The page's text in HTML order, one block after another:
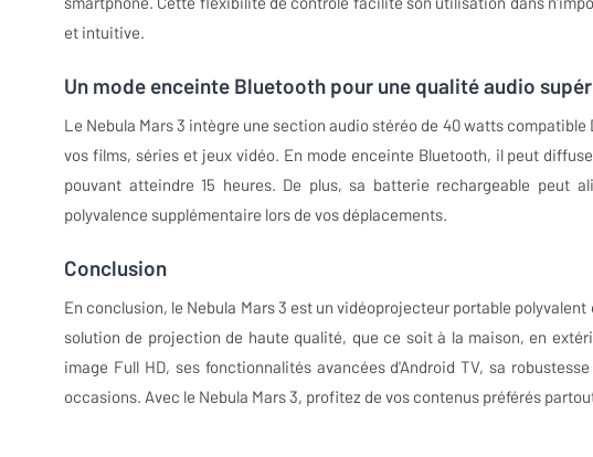
et intuitive.
Un mode enceinte Bluetooth pour une qualité audio
Le Nebula Mars 3 intègre une section audio stéréo de 40 watts
vos films, séries et jeux vidéo. En mode enceinte Bluetooth, il peut
pouvant atteindre 15 heures. De plus, sa batterie rechargeable peut
polyvalence supplémentaire lors de vos déplacements.
Conclusion
En conclusion, le Nebula Mars 3 est un vidéoprojecteur portable
solution de projection de haute qualité, que ce soit à la maison, en
image Full HD, ses fonctionnalités avancées d'Android TV, sa
occasions. Avec le Nebula Mars 3, profitez de vos contenus préférés